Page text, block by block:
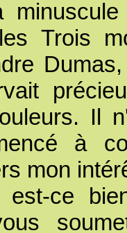
Trois
Il
à
mon
est-ce